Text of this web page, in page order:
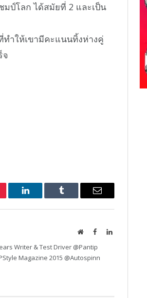
ป์โลก ได้สมัยที่ 2 และเป็น
ทำให้เขามีคะแนนทิ้งห่างคู่
จ
LinkedIn Tumblr Email
WebsiteFacebookLinkedIn
Writer & Test Driver @Pantip
Magazine 2015 @Autospinn